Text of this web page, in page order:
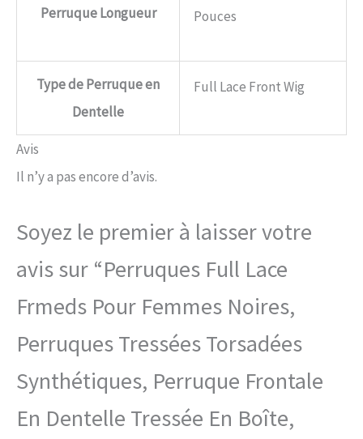
Perruque Longueur Pouces
Type de Perruque en
Dentelle
Full Lace Front Wig
Avis
Il n’y a pas encore d’avis.
Soyez le premier à laisser votre
avis sur “Perruques Full Lace
Frmeds Pour Femmes Noires,
Perruques Tressées Torsadées
Synthétiques, Perruque Frontale
En Dentelle Tressée En Boîte,